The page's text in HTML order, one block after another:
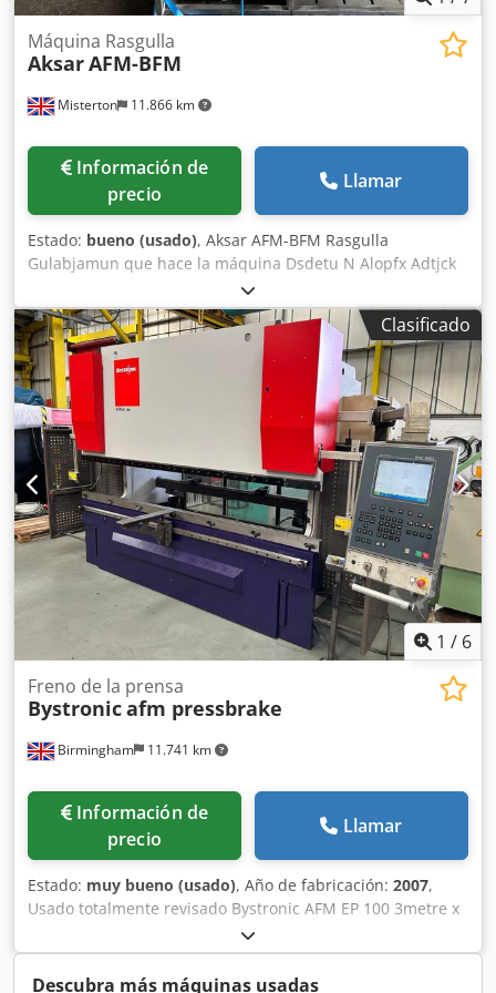
Misterton 11.866 km
Máquina Rasgulla
AksarAFM-BFM
Información de
precio
Llamar
Estado: bueno (usado), Aksar AFM-BFM Rasgulla
Gulabjamun que hace la máquina Dsdetu N Alopfx Adtjck
Rasgulla Gulabjamun que hace la máquina, bola que
forma la máquina se utiliza para cortar y redondear varios
tipos de dulces y de productos alimenticios como rasgulla,
gulabjamun, rasmalia, chumchum, peda, chocolate, laddu
del coco, bolas dulces, kachori, bolas de las fechas, riceball
y varios tipos de panadería, confitería y bocados indios,
tolva 15L, 10.000 pedazos por hora, 1g a 100g, velocidad
variable, móvil, 1Ph
Clasificado
1 / 6
Birmingham 11.741 km
Freno de la prensa
Bystronicafm pressbrake
Información de
precio
Llamar
Estado: muy bueno (usado), Año de fabricación: 2007,
Usado totalmente revisado Bystronic AFM EP 100 3metre x
100ton cnc prensa plegadora para la venta: Modelo: Afm
Ewards Pearson 100 Marca: Bystronic Año: 2007 Control
Cybelec 880S - control popular Longitud de trabajo mm:
Descubra más máquinas usadas